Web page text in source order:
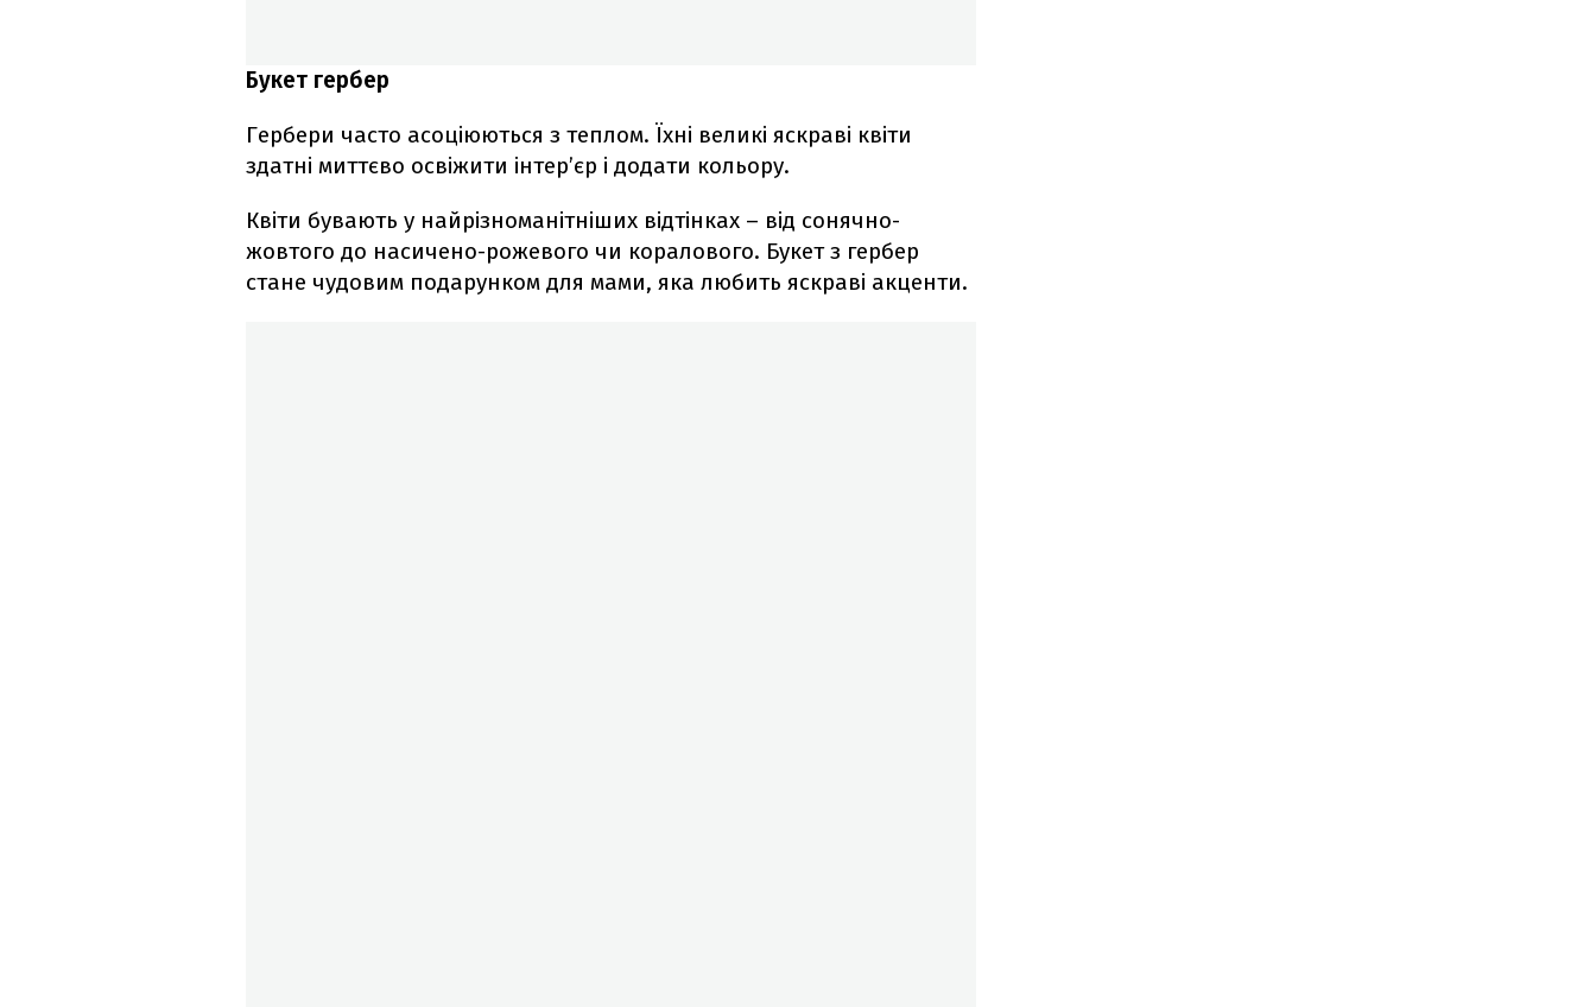
Букет гербер
Гербери часто асоціюються з теплом. Їхні великі яскраві квіти
здатні миттєво освіжити інтер’єр і додати кольору.
Квіти бувають у найрізноманітніших відтінках – від сонячно-
жовтого до насичено-рожевого чи коралового. Букет з гербер
стане чудовим подарунком для мами, яка любить яскраві акценти.